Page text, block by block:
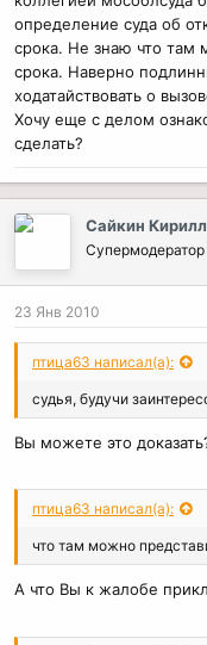
определение суда об
срока. Не знаю что там
срока. Наверно
ходатайствовать о
Хочу еще с делом
сделать?
Сайкин
Супермодератор
23 Янв 2010
птица63 написал(а):
судья, будучи
Вы можете это
птица63 написал(а):
что там можно
А что Вы к жалобе